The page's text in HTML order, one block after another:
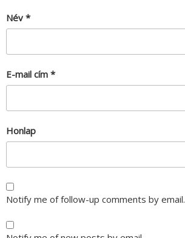
Név *
E-mail cím *
Honlap
Notify me of follow-up comments by email.